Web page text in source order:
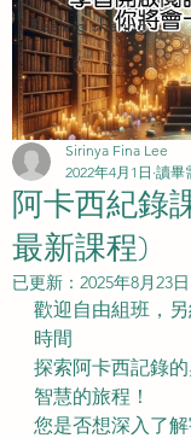
Feeling sharing
阿卡西紀錄
最新課程)
Sirinya Fina Lee
2022年4月1日 讀畢
已更新： 2025年8月23日
歡迎自由組班，
時間
探索阿卡西記錄
智慧的旅程！
您是否想深入了